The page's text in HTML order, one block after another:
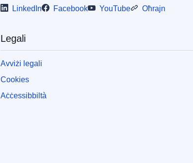
LinkedIn Facebook YouTube Oħrajn
Legali
Avviżi legali
Cookies
Aċċessibbiltà